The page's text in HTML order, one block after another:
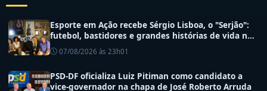
Esporte em Ação recebe Sérgio Lisboa, o "Serjão":
futebol, bastidores e grandes histórias de vida no
07/08/2026 às 23h01
PSD-DF oficializa Luiz Pitiman como candidato a
vice-governador na chapa de José Roberto Arruda